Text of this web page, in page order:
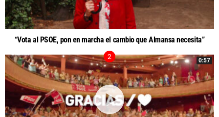
“Vota al PSOE, pon en marcha el cambio que Almansa necesita”
0:57